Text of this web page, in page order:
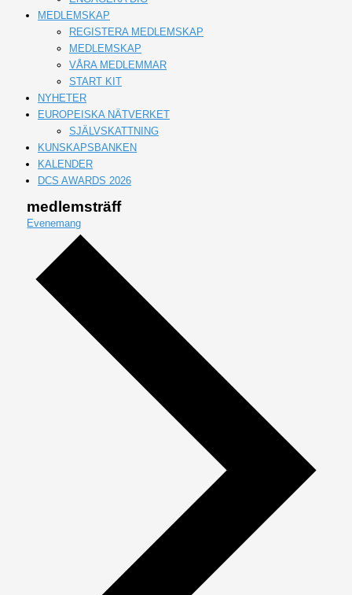
MEDLEMSKAP
REGISTERA MEDLEMSKAP
MEDLEMSKAP
VÅRA MEDLEMMAR
START KIT
NYHETER
EUROPEISKA NÄTVERKET
SJÄLVSKATTNING
KUNSKAPSBANKEN
KALENDER
DCS AWARDS 2026
medlemsträff
Evenemang